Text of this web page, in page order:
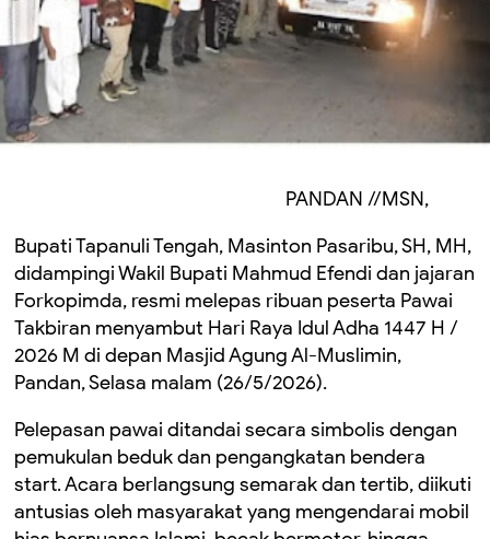
PANDAN //MSN,
Bupati Tapanuli Tengah, Masinton Pasaribu, SH, MH,
didampingi Wakil Bupati Mahmud Efendi dan jajaran
Forkopimda, resmi melepas ribuan peserta Pawai
Takbiran menyambut Hari Raya Idul Adha 1447 H /
2026 M di depan Masjid Agung Al-Muslimin,
Pandan, Selasa malam (26/5/2026).
Pelepasan pawai ditandai secara simbolis dengan
pemukulan beduk dan pengangkatan bendera
start. Acara berlangsung semarak dan tertib, diikuti
antusias oleh masyarakat yang mengendarai mobil